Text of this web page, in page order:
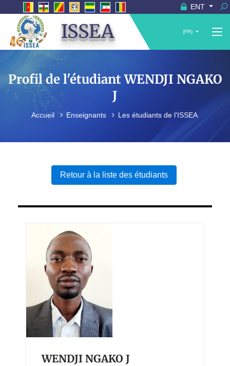
ENT
ISSEA (FR)
Profil de l'étudiant WENDJI NGAKO
J
Accueil Enseignants Les étudiants de l'ISSEA
Retour à la liste des étudiants
WENDJI NGAKO J